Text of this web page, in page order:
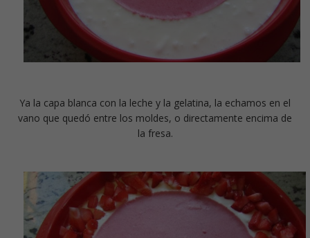
Ya la capa blanca con la leche y la gelatina, la echamos en el
vano que quedó entre los moldes, o directamente encima de
la fresa.